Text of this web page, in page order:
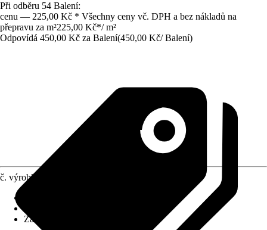
Při odběru 54 Balení:
cenu — 225,00 Kč * Všechny ceny vč. DPH a bez nákladů na
přepravu za m²225,00 Kč*/ m²
Odpovídá 450,00 Kč za Balení(450,00 Kč/ Balení)
č. výrobku
Základní barva